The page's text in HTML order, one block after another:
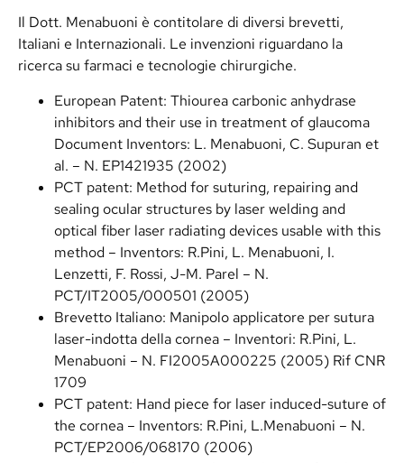
Il Dott. Menabuoni è contitolare di diversi brevetti,
Italiani e Internazionali. Le invenzioni riguardano la
ricerca su farmaci e tecnologie chirurgiche.
European Patent: Thiourea carbonic anhydrase
inhibitors and their use in treatment of glaucoma
Document Inventors: L. Menabuoni, C. Supuran et
al. – N. EP1421935 (2002)
PCT patent: Method for suturing, repairing and
sealing ocular structures by laser welding and
optical fiber laser radiating devices usable with this
method – Inventors: R.Pini, L. Menabuoni, I.
Lenzetti, F. Rossi, J-M. Parel – N.
PCT/IT2005/000501 (2005)
Brevetto Italiano: Manipolo applicatore per sutura
laser-indotta della cornea – Inventori: R.Pini, L.
Menabuoni – N. FI2005A000225 (2005) Rif CNR
1709
PCT patent: Hand piece for laser induced-suture of
the cornea – Inventors: R.Pini, L.Menabuoni – N.
PCT/EP2006/068170 (2006)